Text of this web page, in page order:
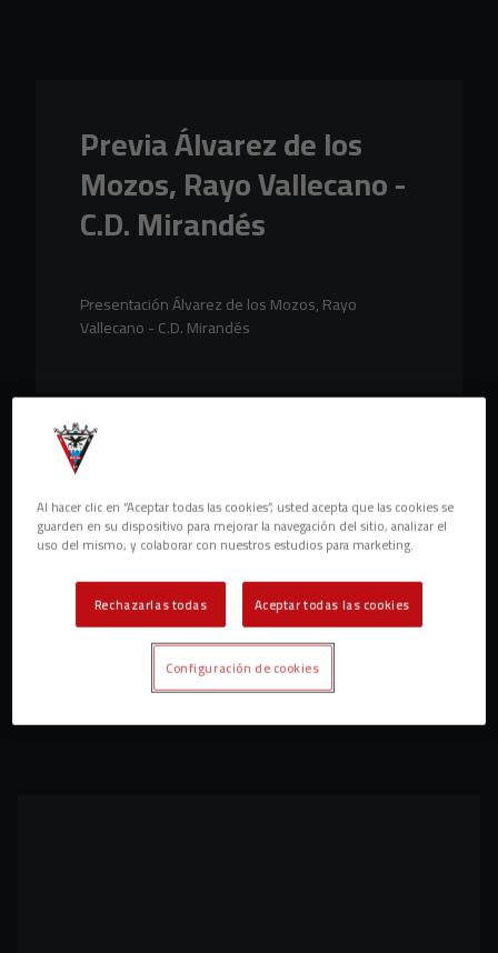
Previa Álvarez de los
Mozos, Rayo Vallecano -
C.D. Mirandés
Presentación Álvarez de los Mozos, Rayo
Vallecano - C.D. Mirandés
Al hacer clic en “Aceptar todas las cookies”, usted acepta que las cookies se
guarden en su dispositivo para mejorar la navegación del sitio, analizar el
uso del mismo, y colaborar con nuestros estudios para marketing.
Rechazarlas todas Aceptar todas las cookies
Configuración de cookies